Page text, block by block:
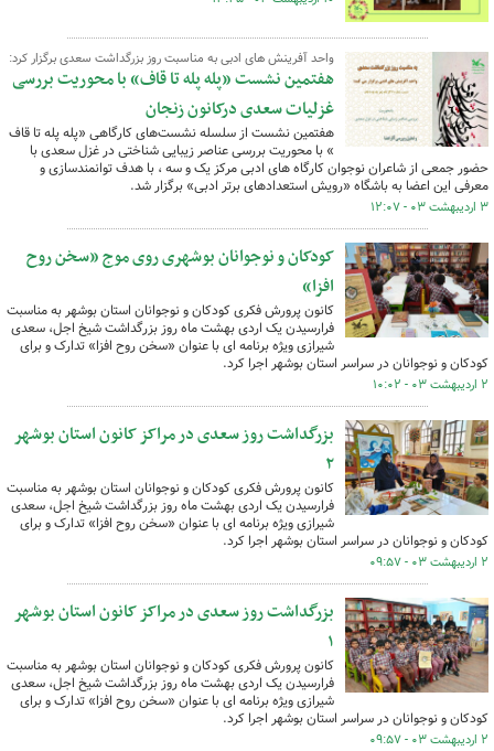
واحد آفرینش های ادبی به مناسبت روز بزرگداشت سعدی برگزار کرد:
هفتمین نشست «پله پله تا قاف» با محوریت بررسی
غزلیات سعدی درکانون زنجان
هفتمین نشست از سلسله نشست‌های کارگاهی «پله پله تا قاف
» با محوریت بررسی عناصر زیبایی شناختی در غزل سعدی با
حضور جمعی از شاعران نوجوان کارگاه های ادبی مرکز یک و سه ، با هدف توانمندسازی و
معرفی این اعضا به باشگاه «رویش استعدادهای برتر ادبی» برگزار شد.
۳ اردیبهشت ۰۳ - ۱۲:۰۷
کودکان و نوجوانان بوشهری روی موج «سخن روح
افزا»
کانون پرورش فکری کودکان و نوجوانان استان بوشهر به مناسبت
فرارسیدن یک اردی بهشت ماه روز بزرگداشت شیخ اجل، سعدی
شیرازی ویژه برنامه ای با عنوان «سخن روح افزا» تدارک و برای
کودکان و نوجوانان در سراسر استان بوشهر اجرا کرد.
۲ اردیبهشت ۰۳ - ۱۰:۰۲
بزرگداشت روز سعدی در مراکز کانون استان بوشهر
۲
کانون پرورش فکری کودکان و نوجوانان استان بوشهر به مناسبت
فرارسیدن یک اردی بهشت ماه روز بزرگداشت شیخ اجل، سعدی
شیرازی ویژه برنامه ای با عنوان «سخن روح افزا» تدارک و برای
کودکان و نوجوانان در سراسر استان بوشهر اجرا کرد.
۲ اردیبهشت ۰۳ - ۰۹:۵۷
بزرگداشت روز سعدی در مراکز کانون استان بوشهر
۱
کانون پرورش فکری کودکان و نوجوانان استان بوشهر به مناسبت
فرارسیدن یک اردی بهشت ماه روز بزرگداشت شیخ اجل، سعدی
شیرازی ویژه برنامه ای با عنوان «سخن روح افزا» تدارک و برای
کودکان و نوجوانان در سراسر استان بوشهر اجرا کرد.
۲ اردیبهشت ۰۳ - ۰۹:۵۷